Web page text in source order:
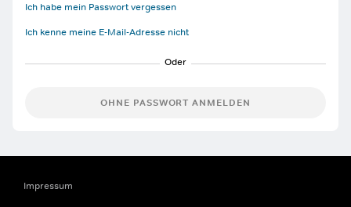
Ich habe mein Passwort vergessen
Ich kenne meine E-Mail-Adresse nicht
OHNE PASSWORT ANMELDEN
Impressum